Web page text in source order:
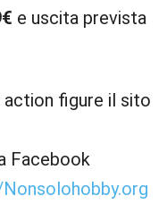
e uscita prevista
action figure il sito
Facebook